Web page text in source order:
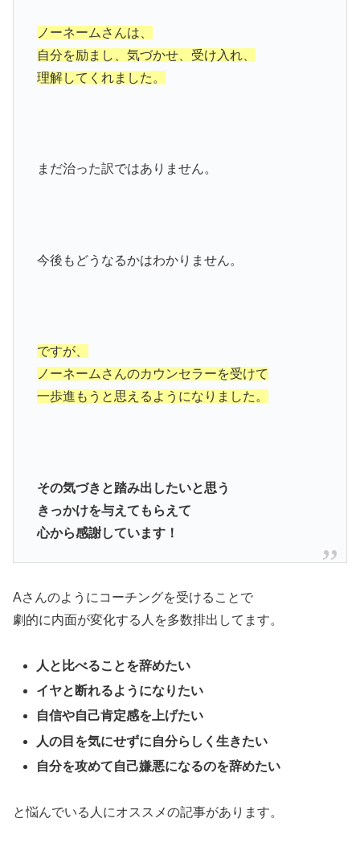
ノーネームさんは、
自分を励まし、気づかせ、受け入れ、
理解してくれました。
まだ治った訳ではありません。
今後もどうなるかはわかりません。
ですが、
ノーネームさんのカウンセラーを受けて
一歩進もうと思えるようになりました。
その気づきと踏み出したいと思う
きっかけを与えてもらえて
心から感謝しています！
Aさんのようにコーチングを受けることで
劇的に内面が変化する人を多数排出してます。
人と比べることを辞めたい
イヤと断れるようになりたい
自信や自己肯定感を上げたい
人の目を気にせずに自分らしく生きたい
自分を攻めて自己嫌悪になるのを辞めたい
と悩んでいる人にオススメの記事があります。